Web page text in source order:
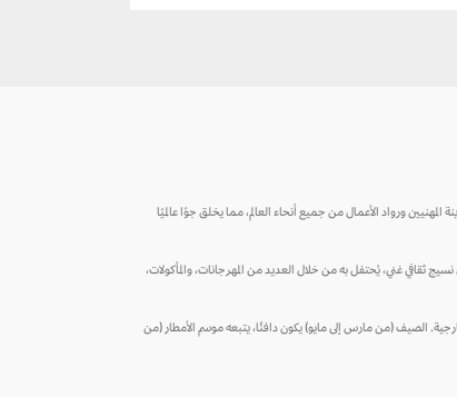
المهنيين ورواد الأعمال من جميع أنحاء العالم، مما يخلق جوًا عالميًا
ثقافي غني، يُحتفل به من خلال العديد من المهرجانات، والمأكولات،
الصيف (من مارس إلى مايو) يكون دافئًا، يتبعه موسم الأمطار (من